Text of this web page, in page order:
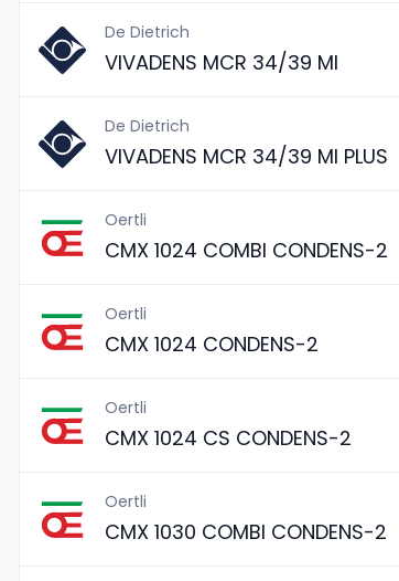
De Dietrich
VIVADENS MCR 34/39 MI
De Dietrich
VIVADENS MCR 34/39 MI PLUS
Oertli
CMX 1024 COMBI CONDENS-2
Oertli
CMX 1024 CONDENS-2
Oertli
CMX 1024 CS CONDENS-2
Oertli
CMX 1030 COMBI CONDENS-2